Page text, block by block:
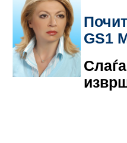
GS1